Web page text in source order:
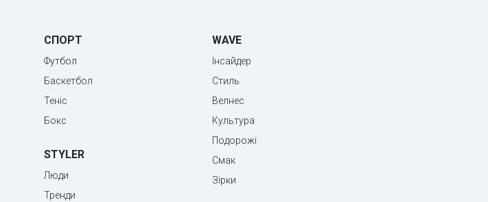
СПОРТ
Футбол
Баскетбол
Теніс
Бокс
STYLER
Люди
Тренди
WAVE
Інсайдер
Стиль
Велнес
Культура
Подорожі
Смак
Зірки